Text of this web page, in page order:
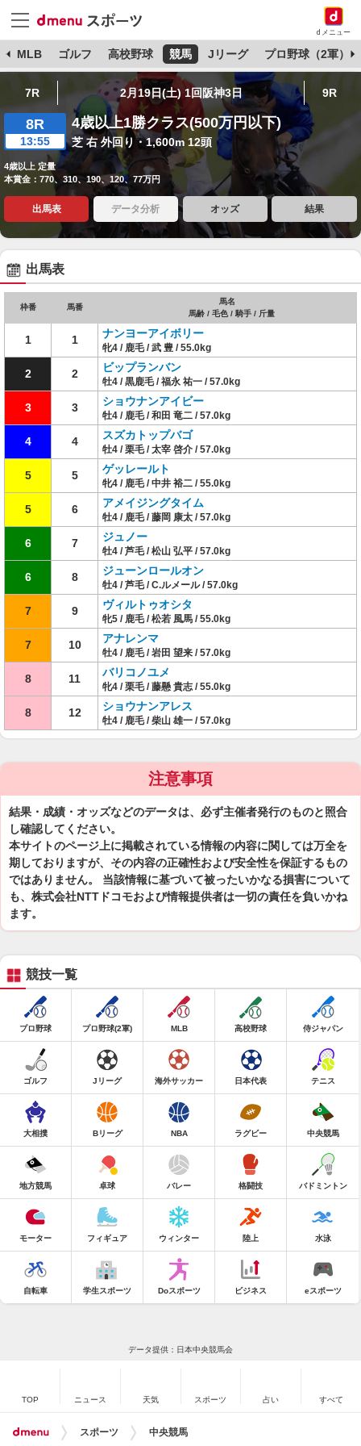
dメニュー
MLB ゴルフ 高校野球 競馬 Jリーグ プロ野球（2軍）
7R 2月19日(土) 1回阪神3日 9R
8R
13:55
4歳以上1勝クラス(500万円以下)
芝 右 外回り・1,600m 12頭
4歳以上 定量
本賞金：770、310、190、120、77万円
出馬表 データ分析 オッズ 結果
出馬表
枠番 馬番
馬名
馬齢 / 毛色 / 騎手 / 斤量
1 1 ナンヨーアイボリー
牝4 / 鹿毛 / 武 豊 / 55.0kg
2 2 ビップランバン
牡4 / 黒鹿毛 / 福永 祐一 / 57.0kg
3 3 ショウナンアイビー
牡4 / 鹿毛 / 和田 竜二 / 57.0kg
4 4 スズカトップバゴ
牡4 / 栗毛 / 太宰 啓介 / 57.0kg
5 5 ゲッレールト
牝4 / 鹿毛 / 中井 裕二 / 55.0kg
5 6 アメイジングタイム
牡4 / 鹿毛 / 藤岡 康太 / 57.0kg
6 7 ジュノー
牡4 / 芦毛 / 松山 弘平 / 57.0kg
6 8 ジューンロールオン
牡4 / 芦毛 / C.ルメール / 57.0kg
7 9 ヴィルトゥオシタ
牝5 / 鹿毛 / 松若 風馬 / 55.0kg
7 10 アナレンマ
牡4 / 鹿毛 / 岩田 望来 / 57.0kg
8 11 バリコノユメ
牝4 / 栗毛 / 藤懸 貴志 / 55.0kg
8 12 ショウナンアレス
牡4 / 鹿毛 / 柴山 雄一 / 57.0kg
注意事項
結果・成績・オッズなどのデータは、必ず主催者発行のものと照合
し確認してください。
本サイトのページ上に掲載されている情報の内容に関しては万全を
期しておりますが、その内容の正確性および安全性を保証するもの
ではありません。 当該情報に基づいて被ったいかなる損害について
も、株式会社NTTドコモおよび情報提供者は一切の責任を負いかね
ます。
競技一覧
プロ野球 プロ野球(2軍) MLB 高校野球 侍ジャパン
ゴルフ Jリーグ 海外サッカー 日本代表 テニス
大相撲 Bリーグ NBA ラグビー 中央競馬
地方競馬 卓球 バレー 格闘技 バドミントン
モーター フィギュア ウィンター 陸上 水泳
自転車 学生スポーツ Doスポーツ ビジネス eスポーツ
データ提供：日本中央競馬会
TOP ニュース 天気 スポーツ 占い すべて
スポーツ 中央競馬